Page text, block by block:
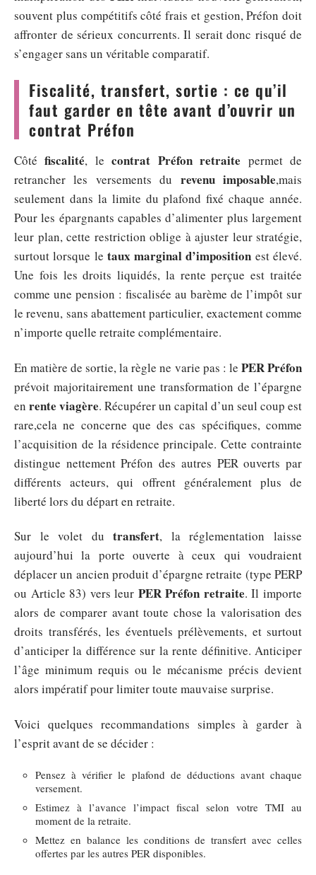
souvent plus compétitifs côté frais et gestion, Préfon doit
affronter de sérieux concurrents. Il serait donc risqué de
s’engager sans un véritable comparatif.
Fiscalité, transfert, sortie : ce qu’il
faut garder en tête avant d’ouvrir un
contrat Préfon
Côtéfiscalité, lecontrat Préfon retraite permet de
retrancher les versements du revenu imposable,mais
seulement dans la limite du plafond fixé chaque année.
Pour les épargnants capables d’alimenter plus largement
leur plan, cette restriction oblige à ajuster leur stratégie,
surtout lorsque le taux marginal d’imposition est élevé.
Une fois les droits liquidés, la rente perçue est traitée
comme une pension : fiscalisée au barème de l’impôt sur
le revenu, sans abattement particulier, exactement comme
n’importe quelle retraite complémentaire.
En matière de sortie, la règle ne varie pas : le PER Préfon
prévoit majoritairement une transformation de l’épargne
en rente viagère. Récupérer un capital d’un seul coup est
rare,cela ne concerne que des cas spécifiques, comme
l’acquisition de la résidence principale. Cette contrainte
distingue nettement Préfon des autres PER ouverts par
différents acteurs, qui offrent généralement plus de
liberté lors du départ en retraite.
Sur le volet dutransfert, la réglementation laisse
aujourd’hui la porte ouverte à ceux qui voudraient
déplacer un ancien produit d’épargne retraite (type PERP
ou Article 83) vers leur PER Préfon retraite. Il importe
alors de comparer avant toute chose la valorisation des
droits transférés, les éventuels prélèvements, et surtout
d’anticiper la différence sur la rente définitive. Anticiper
l’âge minimum requis ou le mécanisme précis devient
alors impératif pour limiter toute mauvaise surprise.
Voici quelques recommandations simples à garder à
l’esprit avant de se décider :
Pensez à vérifier le plafond de déductions avant chaque
versement.
Estimez à l’avance l’impact fiscal selon votre TMI au
moment de la retraite.
Mettez en balance les conditions de transfert avec celles
offertes par les autres PER disponibles.